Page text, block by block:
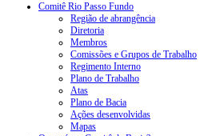
Comitê Rio Passo Fundo
Região de abrangência
Diretoria
Membros
Comissões e Grupos de Trabalho
Regimento Interno
Plano de Trabalho
Atas
Plano de Bacia
Ações desenvolvidas
Mapas